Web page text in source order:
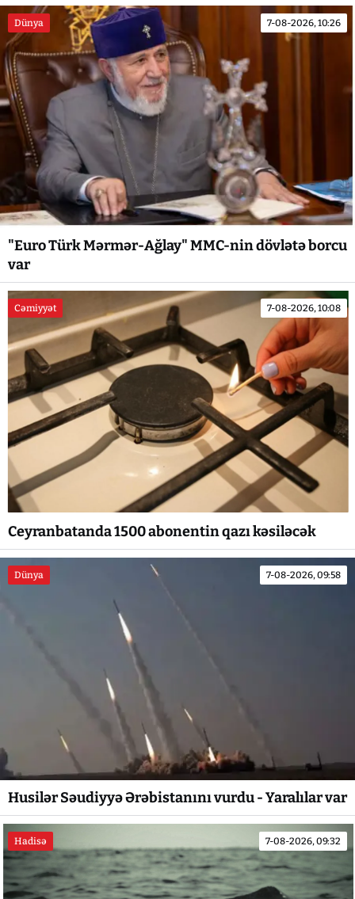
Dünya 7-08-2026, 10:26
"Euro Türk Mərmər-Ağlay" MMC-nin dövlətə borcu
var
Cəmiyyət 7-08-2026, 10:08
Ceyranbatanda 1500 abonentin qazı kəsiləcək
Dünya 7-08-2026, 09:58
Husilər Səudiyyə Ərəbistanını vurdu - Yaralılar var
Hadisə 7-08-2026, 09:32